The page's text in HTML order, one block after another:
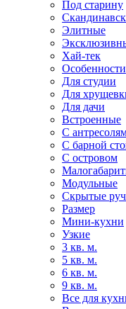
Под старину
Элитные
Хай-тек
Особенности
Для студии
Для
Для дачи
Встроенные
С
С барной
С островом
Модульные
Скрытые
Размер
Мини-кухни
Узкие
3 кв. м.
5 кв. м.
6 кв. м.
9 кв. м.
Все для